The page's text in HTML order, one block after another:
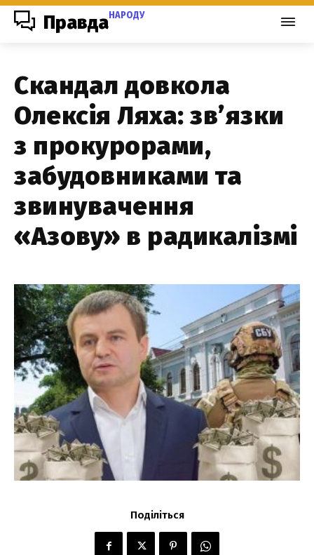
ПравдаНАРОДУ
Скандал довкола
Олексія Ляха: зв’язки
з прокурорами,
забудовниками та
звинувачення
«Азову» в радикалізмі
Поділіться